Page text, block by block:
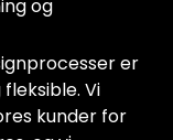
og
er
Vi
kunder for